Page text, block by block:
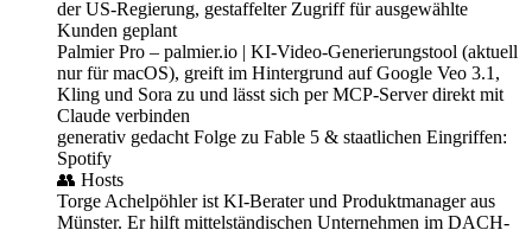
der US-Regierung, gestaffelter Zugriff für ausgewählte
Kunden geplant
Palmier Pro – palmier.io | KI-Video-Generierungstool (aktuell
nur für macOS), greift im Hintergrund auf Google Veo 3.1,
Kling und Sora zu und lässt sich per MCP-Server direkt mit
Claude verbinden
generativ gedacht Folge zu Fable 5 & staatlichen Eingriffen:
Spotify
👥 Hosts
Torge Achelpöhler ist KI-Berater und Produktmanager aus
Münster. Er hilft mittelständischen Unternehmen im DACH-